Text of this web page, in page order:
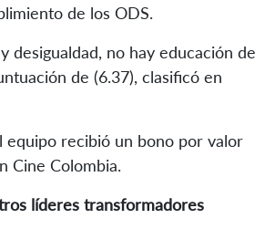
de los ODS.
desigualdad, no hay educación de
de (6.37), clasificó en
equipo recibió un bono por valor
Cine Colombia.
líderes transformadores